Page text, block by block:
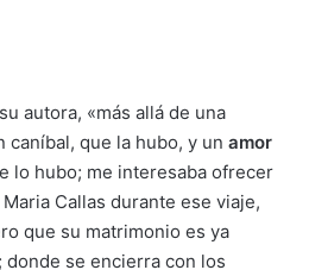
autora, «más allá de una
caníbal, que la hubo, y un amor
lo hubo; me interesaba ofrecer
Callas durante ese viaje,
que su matrimonio es ya
se encierra con los